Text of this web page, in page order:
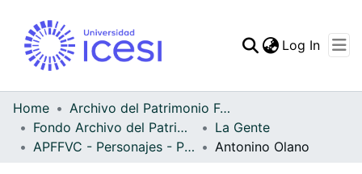
Statistics
Log In
Home
Archivo del Patrimonio Fotográfico y Fílmico del Valle del Cauca
Fondo Archivo del Patrimonio Fotográfico y Fílmico del Valle del Cauca
La Gente
APFFVC - Personajes - Patrimonial
Antonino Olano